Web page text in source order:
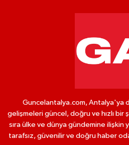
Guncelantalya.com, Antalya'ya
gelişmeleri güncel, doğru ve hızlı bir
sıra ülke ve dünya gündemine ilişkin
tarafsız, güvenilir ve doğru haber